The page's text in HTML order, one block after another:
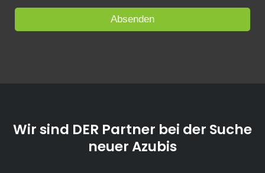
Wir sind DER Partner bei der Suche
neuer Azubis